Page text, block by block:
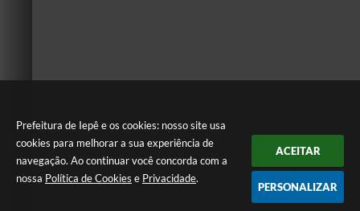
Prefeitura de Iepê e os cookies: nosso site usa
cookies para melhorar a sua experiência de
navegação. Ao continuar você concorda com a
nossa Política de Cookies e Privacidade.
ACEITAR
PERSONALIZAR